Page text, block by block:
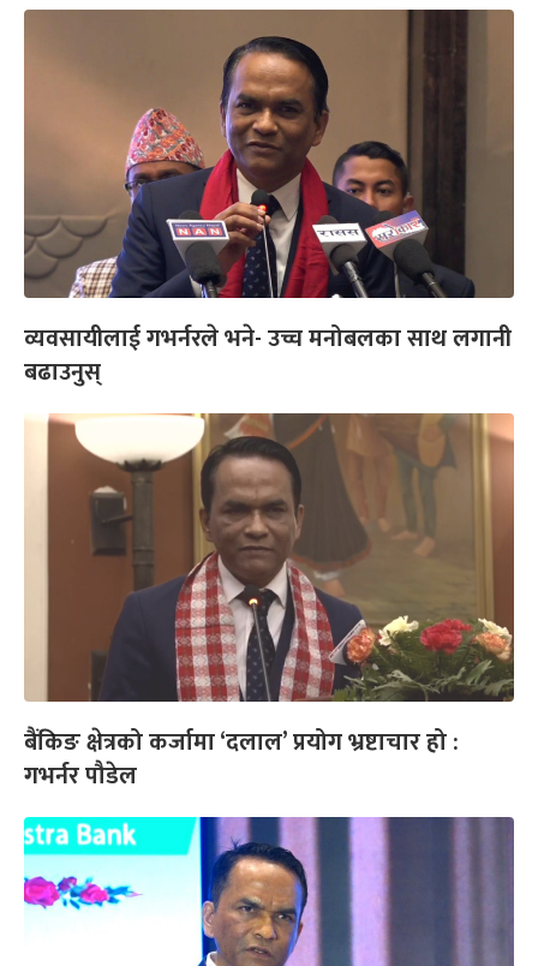
व्यवसायीलाई गभर्नरले भने- उच्च मनोबलका साथ लगानी
बढाउनुस्
बैंकिङ क्षेत्रको कर्जामा ‘दलाल’ प्रयोग भ्रष्टाचार हो :
गभर्नर पौडेल